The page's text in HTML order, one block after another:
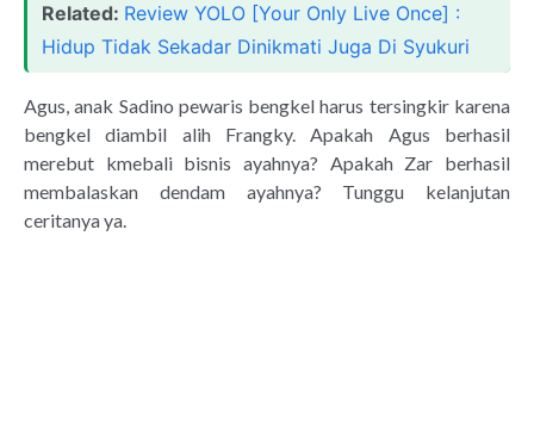
Related: Review YOLO [Your Only Live Once] :
Hidup Tidak Sekadar Dinikmati Juga Di Syukuri
Agus, anak Sadino pewaris bengkel harus tersingkir karena
bengkel diambil alih Frangky. Apakah Agus berhasil
merebut kmebali bisnis ayahnya? Apakah Zar berhasil
membalaskan dendam ayahnya? Tunggu kelanjutan
ceritanya ya.